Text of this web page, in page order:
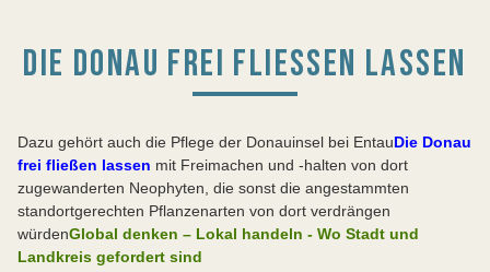
DIE DONAU FREI FLIESSEN LASSEN
Dazu gehört auch die Pflege der Donauinsel bei EntauDie Donau
frei fließen lassen mit Freimachen und -halten von dort
zugewanderten Neophyten, die sonst die angestammten
standortgerechten Pflanzenarten von dort verdrängen
würdenGlobal denken – Lokal handeln - Wo Stadt und
Landkreis gefordert sind